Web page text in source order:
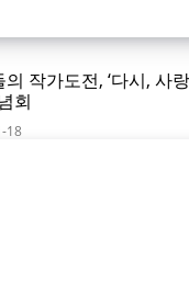
작가도전, ‘다시, 사
회
18